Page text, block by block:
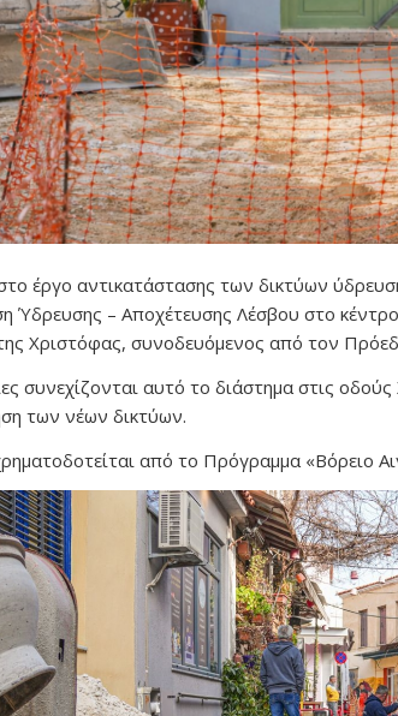
έργο αντικατάστασης των δικτύων
Ύδρευσης – Αποχέτευσης Λέσβου στο
Χριστόφας, συνοδευόμενος από τον
συνεχίζονται αυτό το διάστημα στις
των νέων δικτύων.
από το Πρόγραμμα «Βόρειο